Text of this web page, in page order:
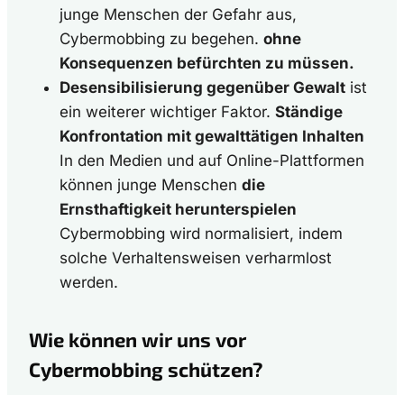
junge Menschen der Gefahr aus,
Cybermobbing zu begehen. ohne
Konsequenzen befürchten zu müssen.
Desensibilisierung gegenüber Gewalt ist
ein weiterer wichtiger Faktor. Ständige
Konfrontation mit gewalttätigen Inhalten
In den Medien und auf Online-Plattformen
können junge Menschen die
Ernsthaftigkeit herunterspielen
Cybermobbing wird normalisiert, indem
solche Verhaltensweisen verharmlost
werden.
Wie können wir uns vor
Cybermobbing schützen?